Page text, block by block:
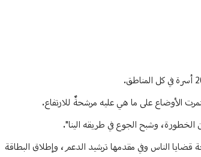
الأوضاع على ما هي عليه مرشحةٌ للارتفاع.
وشبح الجوع في طريقه الينا".
قضايا الناس وفي مقدمها ترشيد الدعم، وإطلاق البطاقة